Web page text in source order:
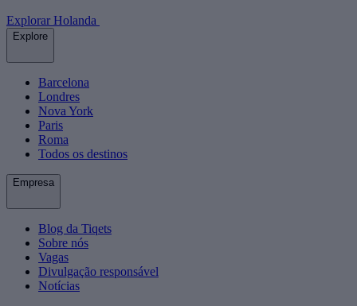
Explorar Holanda
Explore
Barcelona
Londres
Nova York
Paris
Roma
Todos os destinos
Empresa
Blog da Tiqets
Sobre nós
Vagas
Divulgação responsável
Notícias